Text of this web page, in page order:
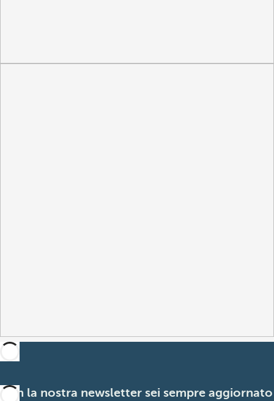
Con la nostra newsletter sei sempre aggiornato